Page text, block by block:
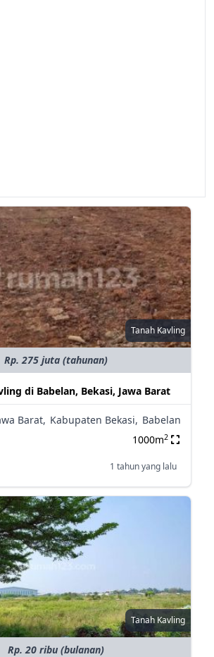
Tanah Kavling
Rp. 275 juta (tahunan)
di Babelan, Bekasi, Jawa Barat
Barat, Kabupaten Bekasi, Babelan
1000m2
1 tahun yang lalu
Tanah Kavling
Rp. 20 ribu (bulanan)